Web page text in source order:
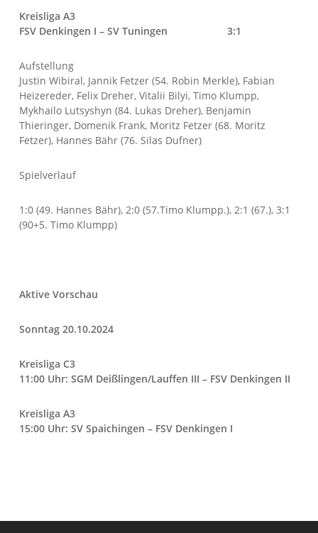
Kreisliga A3
FSV Denkingen I – SV Tuningen 3:1
Aufstellung
Justin Wibiral, Jannik Fetzer (54. Robin Merkle), Fabian
Heizereder, Felix Dreher, Vitalii Bilyi, Timo Klumpp,
Mykhailo Lutsyshyn (84. Lukas Dreher), Benjamin
Thieringer, Domenik Frank, Moritz Fetzer (68. Moritz
Fetzer), Hannes Bähr (76. Silas Dufner)
Spielverlauf
1:0 (49. Hannes Bähr), 2:0 (57.Timo Klumpp.), 2:1 (67.), 3:1
(90+5. Timo Klumpp)
Aktive Vorschau
Sonntag 20.10.2024
Kreisliga C3
11:00 Uhr: SGM Deißlingen/Lauffen III – FSV Denkingen II
Kreisliga A3
15:00 Uhr: SV Spaichingen – FSV Denkingen I